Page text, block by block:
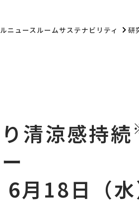
ニュースルームサステナビリティ 研
清涼感持続
6月18日（